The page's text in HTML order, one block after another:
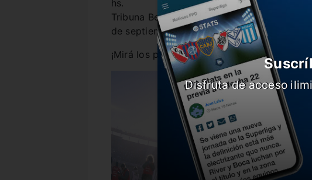
hs.
Tribuna Belgrano: viernes 27 de
de septiembre, de 10 a 16 hs.
¡Mirá los precios abajo!
Disfruta de acceso